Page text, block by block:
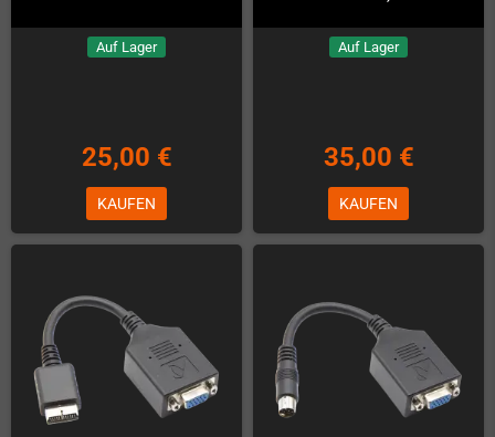
Auf Lager
25,00 €
KAUFEN
Auf Lager
35,00 €
KAUFEN